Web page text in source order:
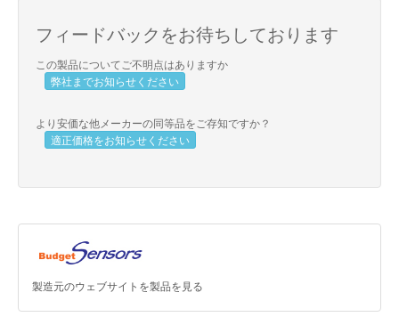
フィードバックをお待ちしております
この製品についてご不明点はありますか
弊社までお知らせください
より安価な他メーカーの同等品をご存知ですか？
適正価格をお知らせください
製造元のウェブサイトを製品を見る